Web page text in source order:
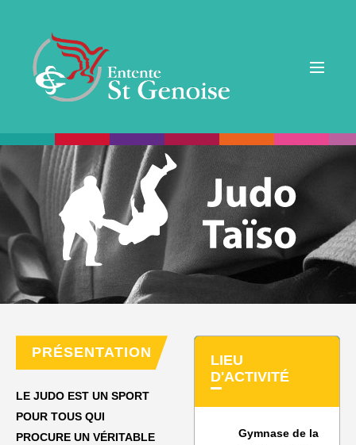
PRÉSENTATION
LE JUDO EST UN SPORT
POUR TOUS QUI
PROCURE UN VÉRITABLE
LIEU
D'ACTIVITÉ
Gymnase de la